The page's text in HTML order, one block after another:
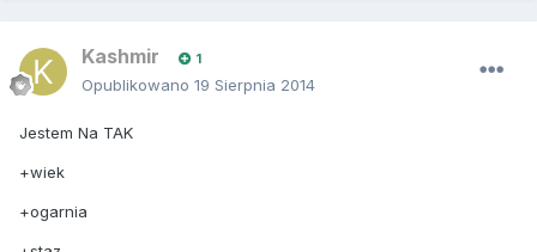
Kashmir 1
Opublikowano 19 Sierpnia 2014
Jestem Na TAK
+wiek
+ogarnia